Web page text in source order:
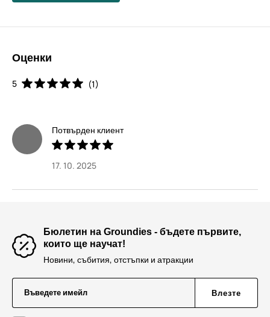
Оценки
5 (1)
Потвърден клиент
17. 10. 2025
Бюлетин на Groundies - бъдете първите,
които ще научат!
Новини, събития, отстъпки и атракции
Въведете имейл Влезте